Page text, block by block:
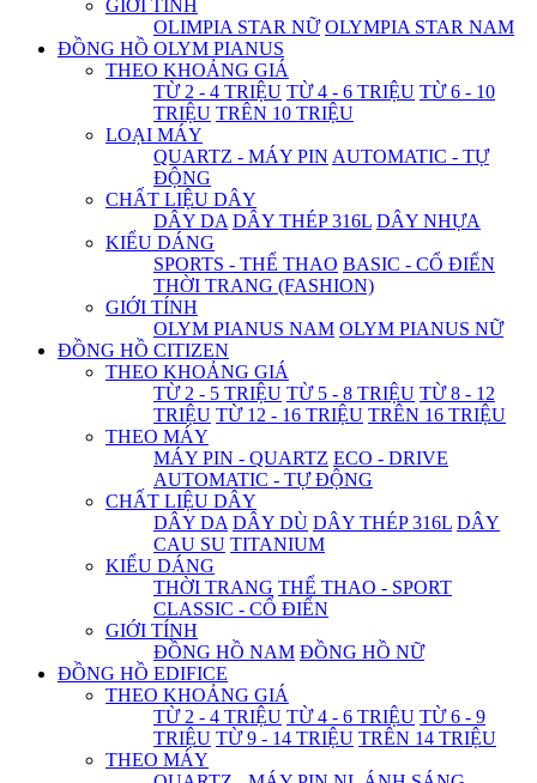
GIỚI TÍNH
OLIMPIA STAR NỮ OLYMPIA STAR NAM
ĐỒNG HỒ OLYM PIANUS
THEO KHOẢNG GIÁ
TỪ 2 - 4 TRIỆU TỪ 4 - 6 TRIỆU TỪ 6 - 10
TRIỆU TRÊN 10 TRIỆU
LOẠI MÁY
QUARTZ - MÁY PIN AUTOMATIC - TỰ
ĐỘNG
CHẤT LIỆU DÂY
DÂY DA DÂY THÉP 316L DÂY NHỰA
KIỂU DÁNG
SPORTS - THỂ THAO BASIC - CỔ ĐIỂN
THỜI TRANG (FASHION)
GIỚI TÍNH
OLYM PIANUS NAM OLYM PIANUS NỮ
ĐỒNG HỒ CITIZEN
THEO KHOẢNG GIÁ
TỪ 2 - 5 TRIỆU TỪ 5 - 8 TRIỆU TỪ 8 - 12
TRIỆU TỪ 12 - 16 TRIỆU TRÊN 16 TRIỆU
THEO MÁY
MÁY PIN - QUARTZ ECO - DRIVE
AUTOMATIC - TỰ ĐỘNG
CHẤT LIỆU DÂY
DÂY DA DÂY DÙ DÂY THÉP 316L DÂY
CAU SU TITANIUM
KIỂU DÁNG
THỜI TRANG THỂ THAO - SPORT
CLASSIC - CỔ ĐIỂN
GIỚI TÍNH
ĐỒNG HỒ NAM ĐỒNG HỒ NỮ
ĐỒNG HỒ EDIFICE
THEO KHOẢNG GIÁ
TỪ 2 - 4 TRIỆU TỪ 4 - 6 TRIỆU TỪ 6 - 9
TRIỆU TỪ 9 - 14 TRIỆU TRÊN 14 TRIỆU
THEO MÁY